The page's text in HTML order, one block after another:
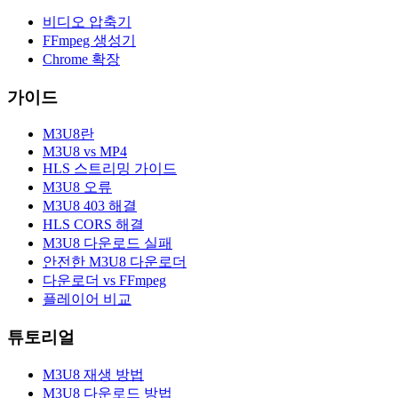
비디오 압축기
FFmpeg 생성기
Chrome 확장
가이드
M3U8란
M3U8 vs MP4
HLS 스트리밍 가이드
M3U8 오류
M3U8 403 해결
HLS CORS 해결
M3U8 다운로드 실패
안전한 M3U8 다운로더
다운로더 vs FFmpeg
플레이어 비교
튜토리얼
M3U8 재생 방법
M3U8 다운로드 방법